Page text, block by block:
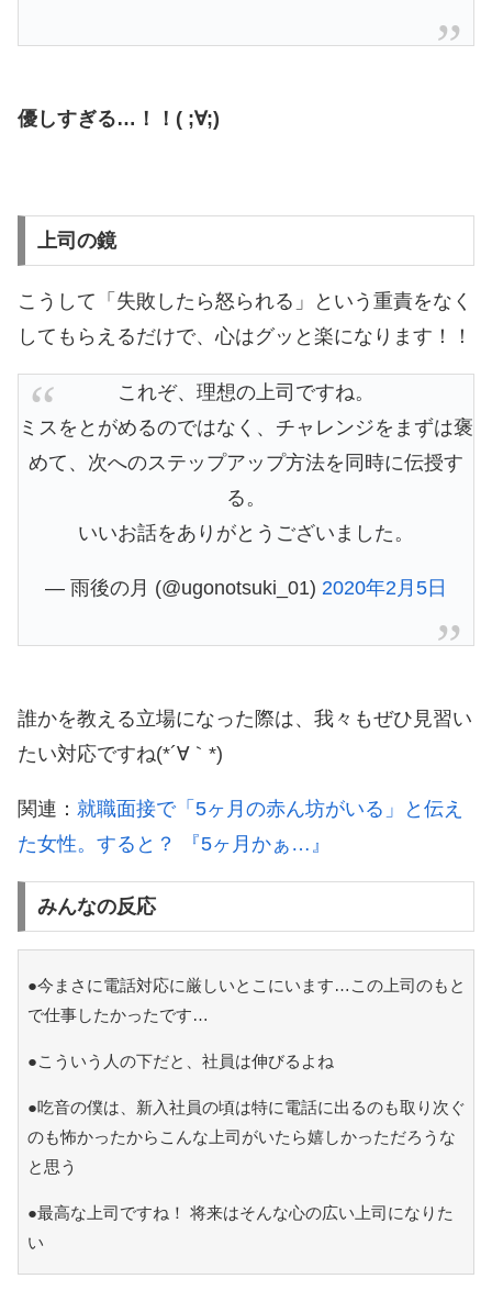
優しすぎる…！！( ;∀;)
上司の鏡
こうして「失敗したら怒られる」という重責をなく
してもらえるだけで、心はグッと楽になります！！
これぞ、理想の上司ですね。
ミスをとがめるのではなく、チャレンジをまずは褒
めて、次へのステップアップ方法を同時に伝授す
る。
いいお話をありがとうございました。
— 雨後の月 (@ugonotsuki_01) 2020年2月5日
誰かを教える立場になった際は、我々もぜひ見習い
たい対応ですね(*´∀｀*)
関連： 就職面接で「5ヶ月の赤ん坊がいる」と伝え
た女性。すると？ 『5ヶ月かぁ…』
みんなの反応
●今まさに電話対応に厳しいとこにいます…この上司のもと
で仕事したかったです…
●こういう人の下だと、社員は伸びるよね
●吃音の僕は、新入社員の頃は特に電話に出るのも取り次ぐ
のも怖かったからこんな上司がいたら嬉しかっただろうな
と思う
●最高な上司ですね！ 将来はそんな心の広い上司になりた
い